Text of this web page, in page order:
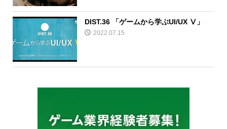
DIST.36 「ゲームから学ぶUI/UX Ⅴ」
2022.07.15